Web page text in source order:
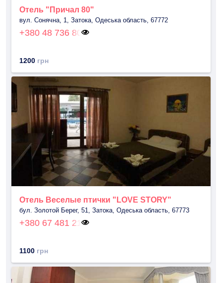
Отель "Причал 80"
вул. Сонячна, 1, Затока, Одеська область, 67772
+380 48 736 80
1200 грн
Отель Веселые птички "LOVE STORY"
бул. Золотой Берег, 51, Затока, Одеська область, 67773
+380 67 481 21
1100 грн